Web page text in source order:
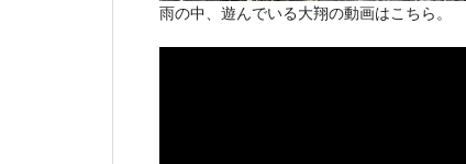
雨の中、遊んでいる大翔の動画はこちら。